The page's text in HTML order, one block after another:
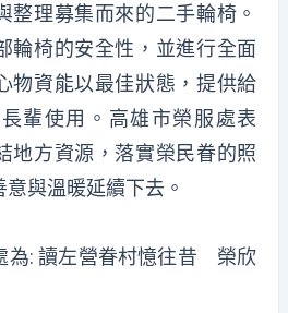
整理募集而來的二手輪椅。
輪椅的安全性，並進行全面
物資能以最佳狀態，提供給
輩使用。高雄市榮服處表
地方資源，落實榮民眷的照
與溫暖延續下去。
為:讀左營眷村憶往昔 榮欣